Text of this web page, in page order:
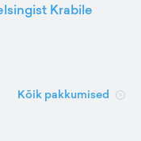
Krabile
Kõik pakkumised